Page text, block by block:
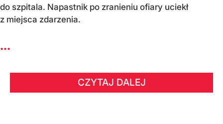
do szpitala. Napastnik po zranieniu ofiary uciekł
z miejsca zdarzenia.
...
CZYTAJ DALEJ